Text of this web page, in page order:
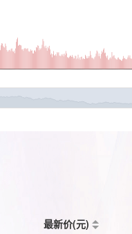
最新价(元)